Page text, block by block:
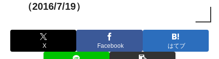
（2016/7/19）
X Facebook はてブ